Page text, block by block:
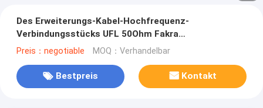
Des Erweiterungs-Kabel-Hochfrequenz-
Verbindungsstücks UFL 50Ohm Fakra
Verbindungsstück
Preis：negotiable MOQ：Verhandelbar
Bestpreis Kontakt